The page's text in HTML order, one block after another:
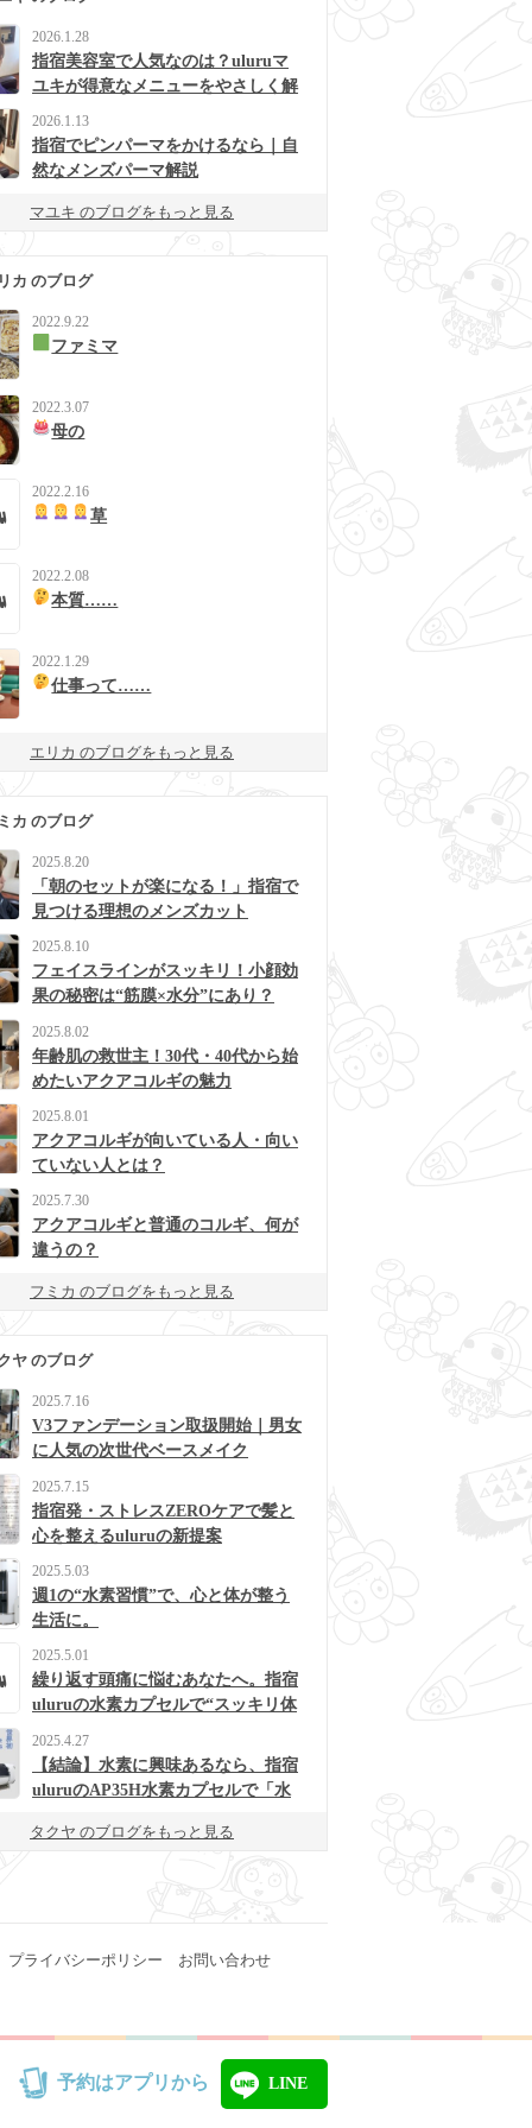
2026.1.28
指宿美容室で人気なのは？uluruマ
ユキが得意なメニューをやさしく解
2026.1.13
指宿でピンパーマをかけるなら｜自
然なメンズパーマ解説
マユキ のブログをもっと見る
カ のブログ
2022.9.22
ファミマ
2022.3.07
母の
2022.2.16
草
2022.2.08
本質……
2022.1.29
仕事って……
エリカ のブログをもっと見る
カ のブログ
2025.8.20
「朝のセットが楽になる！」指宿で
見つける理想のメンズカット
2025.8.10
フェイスラインがスッキリ！小顔効
果の秘密は“筋膜×水分”にあり？
2025.8.02
年齢肌の救世主！30代・40代から始
めたいアクアコルギの魅力
2025.8.01
アクアコルギが向いている人・向い
ていない人とは？
2025.7.30
アクアコルギと普通のコルギ、何が
違うの？
フミカ のブログをもっと見る
ヤ のブログ
2025.7.16
V3ファンデーション取扱開始｜男女
に人気の次世代ベースメイク
2025.7.15
指宿発・ストレスZEROケアで髪と
心を整えるuluruの新提案
2025.5.03
週1の“水素習慣”で、心と体が整う
生活に。
2025.5.01
繰り返す頭痛に悩むあなたへ。指宿
uluruの水素カプセルで“スッキリ体
2025.4.27
【結論】水素に興味あるなら、指宿
uluruのAP35H水素カプセルで「水
タクヤ のブログをもっと見る
プライバシーポリシー お問い合わせ
予約はアプリから LINE